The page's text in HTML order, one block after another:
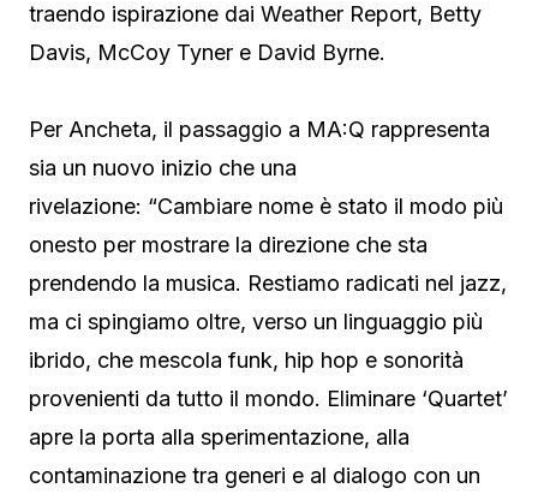
traendo ispirazione dai Weather Report, Betty
Davis, McCoy Tyner e David Byrne.
Per Ancheta, il passaggio a MA:Q rappresenta
sia un nuovo inizio che una
rivelazione: “Cambiare nome è stato il modo più
onesto per mostrare la direzione che sta
prendendo la musica. Restiamo radicati nel jazz,
ma ci spingiamo oltre, verso un linguaggio più
ibrido, che mescola funk, hip hop e sonorità
provenienti da tutto il mondo. Eliminare ‘Quartet’
apre la porta alla sperimentazione, alla
contaminazione tra generi e al dialogo con un